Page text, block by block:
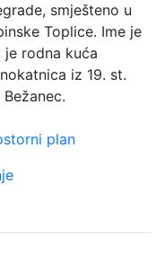
smješteno u
Toplice. Ime je
je rodna kuća
iz 19. st.
plan